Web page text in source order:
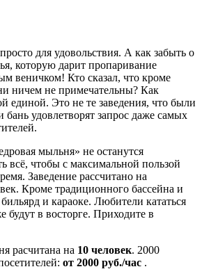
для удовольствия. А как забыть о
которую дарит пропаривание
веничком! Кто сказал, что кроме
ничем не примечательны? Как
единой. Это не те заведения, что были
бань удовлетворят запрос даже самых
мыльня» не останутся
всё, чтобы с максимальной пользой
Заведение рассчитано на
Кроме традиционного бассейна и
и караоке. Любители кататься
будут в восторге. Приходите в
расчитана на 10 человек. 2000
от 2000 руб./час .